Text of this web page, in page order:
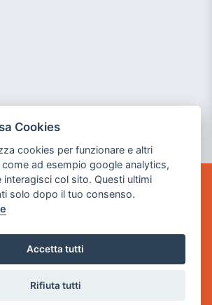
3
Cookies
cookies per funzionare e altri
ad esempio google analytics,
interagisci col sito. Questi ultimi
solo dopo il tuo consenso.
Accetta tutti
Rifiuta tutti